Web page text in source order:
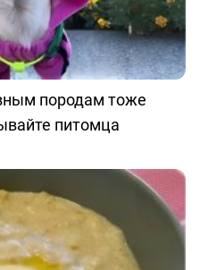
породам тоже
питомца